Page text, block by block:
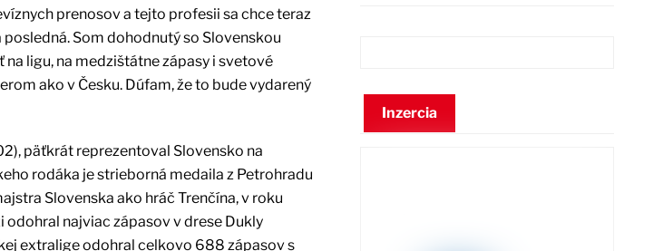
prenosov a tejto profesii sa chce teraz
Som dohodnutý so Slovenskou
ligu, na medzištátne zápasy i svetové
ako v Česku. Dúfam, že to bude vydarený
päťkrát reprezentoval Slovensko na
rodáka je strieborná medaila z Petrohradu
Slovenska ako hráč Trenčína, v roku
odohral najviac zápasov v drese Dukly
extralige odohral celkovo 688 zápasov s
Inzercia